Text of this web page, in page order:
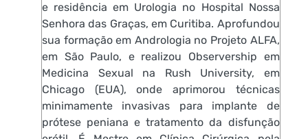
e residência em Urologia no Hospital Nossa
Senhora das Graças, em Curitiba. Aprofundou
sua formação em Andrologia no Projeto ALFA,
em São Paulo, e realizou Observership em
Medicina Sexual na Rush University, em
Chicago (EUA), onde aprimorou técnicas
minimamente invasivas para implante de
prótese peniana e tratamento da disfunção